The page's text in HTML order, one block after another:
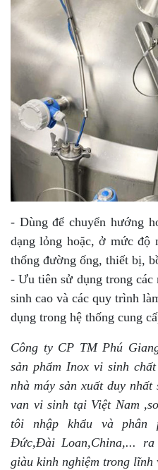
- Dùng để chuyển hướng
dạng lỏng hoặc, ở mức độ
thống đường ống, thiết bị,
- Ưu tiên sử dụng trong các
sinh cao và các quy trình
dụng trong hệ thống cung
Công ty CP TM Phú
sản phẩm Inox vi sinh
nhà máy sản xuất duy
van vi sinh tại Việt Nam
tôi nhập khẩu và phân
Đức,Đài Loan,China,...
giàu kinh nghiệm trong